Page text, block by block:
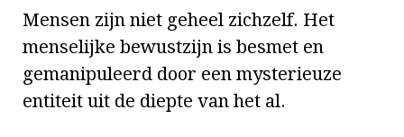
Mensen zijn niet geheel zichzelf. Het
menselijke bewustzijn is besmet en
gemanipuleerd door een mysterieuze
entiteit uit de diepte van het al.